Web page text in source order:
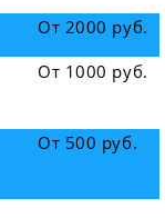
От 2000 руб.
От 1000 руб.
От 500 руб.